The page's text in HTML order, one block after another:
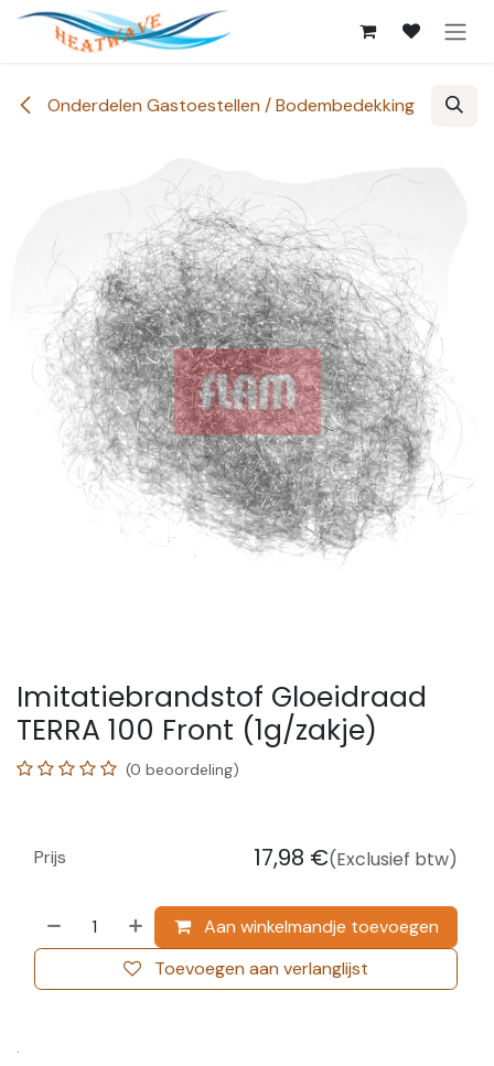
Overslaan naar inhoud
Onderdelen Gastoestellen / Bodembedekking
Imitatiebrandstof Gloeidraad
TERRA 100 Front (1g/zakje)
(0 beoordeling)
Aan winkelmandje toevoegen
Toevoegen aan verlanglijst
Prijs 17,98 €(Exclusief btw)
.